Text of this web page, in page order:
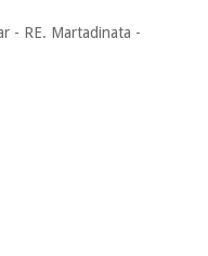
- RE. Martadinata -